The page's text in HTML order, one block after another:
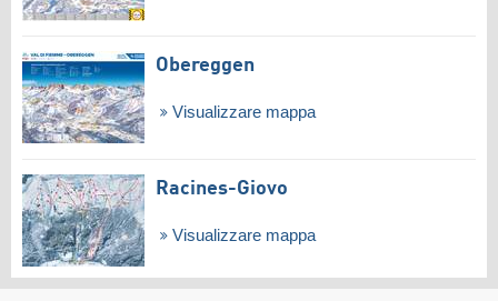
Obereggen
Visualizzare mappa
Racines-Giovo
Visualizzare mappa